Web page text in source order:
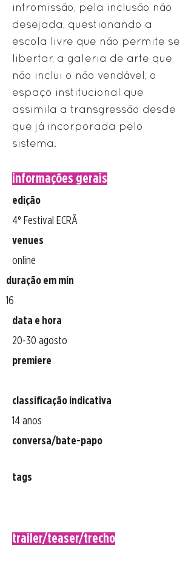
intromissão, pela inclusão não
desejada, questionando a
escola livre que não permite se
libertar, a galeria de arte que
não inclui o não vendável, o
espaço institucional que
assimila a transgressão desde
que já incorporada pelo
sistema.
informações gerais
edição
4° Festival ECRÃ
venues
online
duração em min
16
data e hora
20-30 agosto
premiere
classificação indicativa
14 anos
conversa/bate-papo
tags
trailer/teaser/trecho